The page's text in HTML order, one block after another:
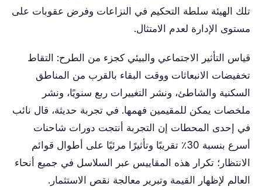
تلك الهيئة سلطة التحكيم في النزاعات وفرض عقوبات على
مستوى الإدارة لعدم الامتثال.
قياس التأثير الاجتماعي والبيئي كجزء من الطرح: التقاط
تخفيضات الانبعاثات ووقت البقاء بالقرب من المناطق
السكنية والشاطئ، ونشر التغييرات ربع سنويًا، ونشر
ملخصات يمكن للمقيمين فهمها. في تجربة حديثة، قال نائب
في إحدى المحطات إن التجربة أنتجت دورات شاحنات
أسرع بنسبة 30٪ تقريبًا وتأثيرًا مرئيًا على أطوال قوائم
الانتظار؛ تكرار هذه المقاييس عبر السلاسل في جميع أنحاء
العالم لإظهار القيمة وتبرير معالجة نقص الاستثمار.